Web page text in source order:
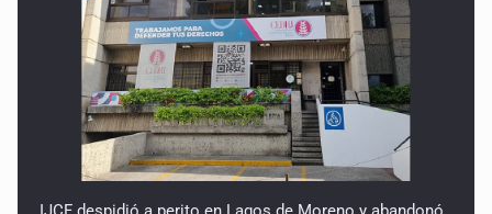
IJCF despidió a perito en Lagos de Moreno y abandonó